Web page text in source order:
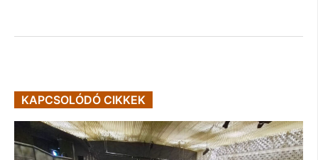
KAPCSOLÓDÓ CIKKEK